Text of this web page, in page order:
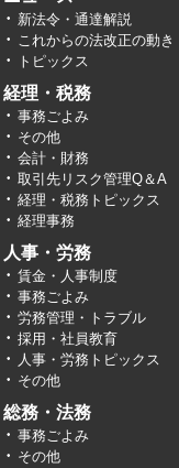
新法令・通達解説
これからの法改正の動き
トピックス
経理・税務
事務ごよみ
その他
会計・財務
取引先リスク管理Q＆A
経理・税務トピックス
経理事務
人事・労務
賃金・人事制度
事務ごよみ
労務管理・トラブル
採用・社員教育
人事・労務トピックス
その他
総務・法務
事務ごよみ
その他